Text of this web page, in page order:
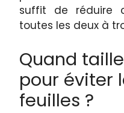
suffit de réduire
toutes les deux à
Quand
pour éviter
feuilles ?